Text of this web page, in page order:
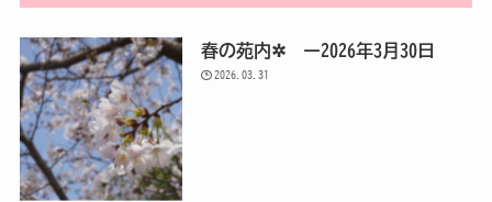
春の苑内✲ ー2026年3月30日
2026.03.31